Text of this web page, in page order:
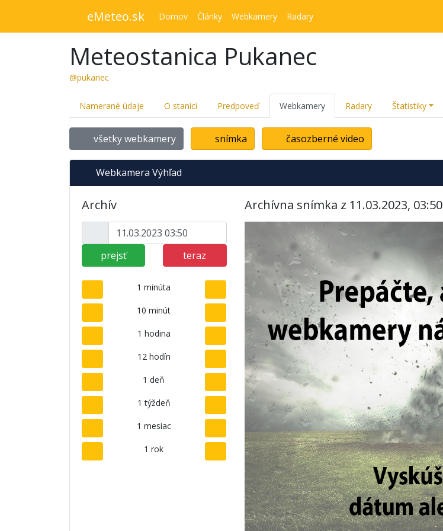
eMeteo.sk Domov Články Webkamery Radary
Meteostanica Pukanec
@pukanec
Namerané údaje O stanici Predpoveď Webkamery Radary Štatistiky
všetky webkamery snímka časozberné video
Webkamera Výhľad
Archív
prejsť teraz
1 minúta
10 minút
1 hodina
12 hodín
1 deň
1 týždeň
1 mesiac
1 rok
Archívna snímka z 11.03.2023, 03:50